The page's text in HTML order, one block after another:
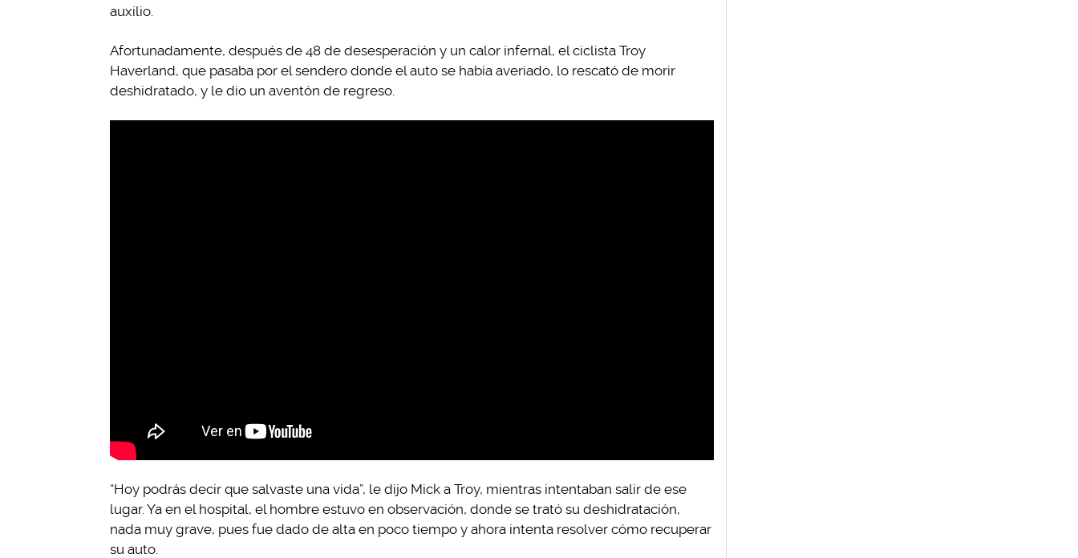
auxilio.
Afortunadamente, después de 48 de desesperación y un calor infernal, el ciclista Troy
Haverland, que pasaba por el sendero donde el auto se había averiado, lo rescató de morir
deshidratado, y le dio un aventón de regreso.
“Hoy podrás decir que salvaste una vida”, le dijo Mick a Troy, mientras intentaban salir de ese
lugar. Ya en el hospital, el hombre estuvo en observación, donde se trató su deshidratación,
nada muy grave, pues fue dado de alta en poco tiempo y ahora intenta resolver cómo recuperar
su auto.